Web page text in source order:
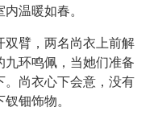
温暖如春。
双臂，两名尚衣上前解
环鸣佩，当她们准备
。尚衣心下会意，没有
钿饰物。